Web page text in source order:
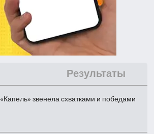
Результаты
«Капель» звенела схватками и победами